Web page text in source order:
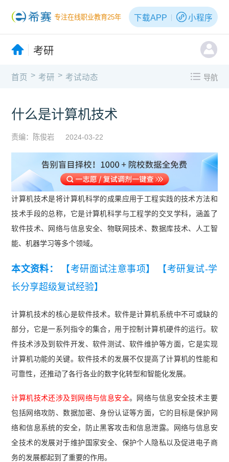
专注在线职业教育25年 下载APP 小程序
考研
首页 > 考研 > 考试动态 导航
什么是计算机技术
责编：陈俊岩 2024-03-22
计算机技术是将计算机科学的成果应用于工程实践的技术方法和
技术手段的总称，它是计算机科学与工程学的交叉学科，涵盖了
软件技术、网络与信息安全、物联网技术、数据库技术、人工智
能、机器学习等多个领域。
本文资料： 【考研面试注意事项】
【考研复试-学
长分享超级复试经验】
计算机技术的核心是软件技术。软件是计算机系统中不可或缺的
部分，它是一系列指令的集合，用于控制计算机硬件的运行。软
件技术涉及到软件开发、软件测试、软件维护等方面，它是实现
计算机功能的关键。软件技术的发展不仅提高了计算机的性能和
可靠性，还推动了各行各业的数字化转型和智能化发展。
计算机技术还涉及到网络与信息安全。网络与信息安全技术主要
包括网络攻防、数据加密、身份认证等方面，它的目标是保护网
络和信息系统的安全，防止黑客攻击和信息泄露。网络与信息安
全技术的发展对于维护国家安全、保护个人隐私以及促进电子商
务的发展都起到了重要的作用。